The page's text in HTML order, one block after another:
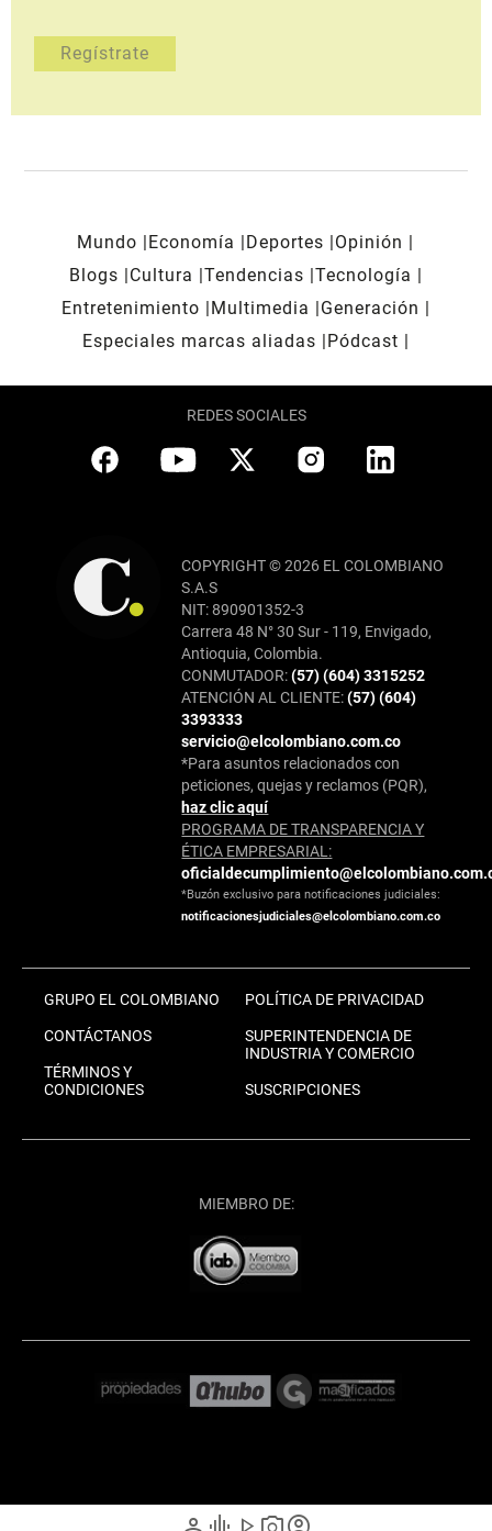
Mundo Economía Deportes
Opinión
Blogs
Cultura Tendencias Tecnología
Entretenimiento
Multimedia
Generación
Especiales marcas aliadas
Pódcast
REDES SOCIALES
COPYRIGHT © 2026 EL COLOMBIANO
S.A.S
NIT: 890901352-3
Carrera 48 N° 30 Sur - 119, Envigado,
Antioquia, Colombia.
CONMUTADOR:(57) (604) 3315252
ATENCIÓN AL CLIENTE:(57) (604)
3393333
servicio@elcolombiano.com.co
*Para asuntos relacionados con
peticiones, quejas y reclamos (PQR),
haz clic aquí
PROGRAMA DE TRANSPARENCIA Y
ÉTICA EMPRESARIAL:
*Buzón exclusivo para notificaciones judiciales:
notificacionesjudiciales@elcolombiano.com.co
GRUPO EL COLOMBIANO
CONTÁCTANOS
TÉRMINOS Y
CONDICIONES
POLÍTICA DE PRIVACIDAD
SUPERINTENDENCIA DE
INDUSTRIA Y COMERCIO
SUSCRIPCIONES
MIEMBRO DE: